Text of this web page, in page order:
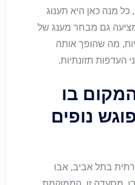
כל מנה כאן היא תענוג
גם מבחר מענג של
מה שהופך אותה
העדפות תזונתיות.
בו
נופים
בתל אביב, אבו